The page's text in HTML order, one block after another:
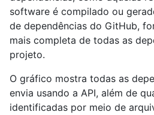
software é compilado ou
de dependências do GitHub,
mais completa de todas as
projeto.
O gráfico mostra todas as
envia usando a API, além de
identificadas por meio de